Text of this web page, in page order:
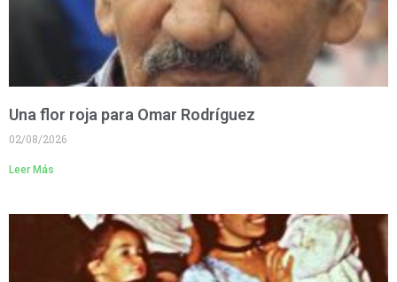
Una flor roja para Omar Rodríguez
02/08/2026
Leer Más